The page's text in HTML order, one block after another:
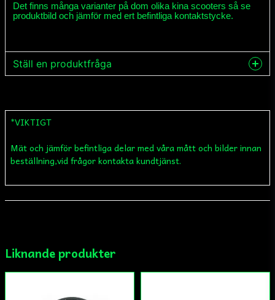
Det finns många varianter på dom olika kina scooters så se
produktbild och jämför med ert befintliga kontaktstycke.
Ställ en produktfråga
name
Namn
email
*VIKTIGT
Mät och jämför befintliga delar med våra mått och bilder innan
beställning,vid frågor kontakta kundtjänst.
Liknande produkter